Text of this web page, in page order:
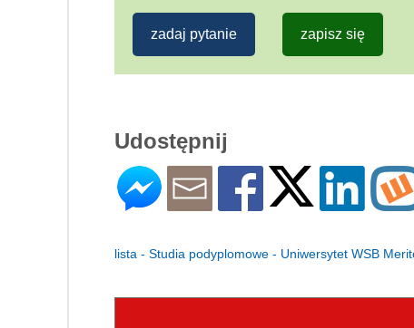
zadaj pytanie zapisz się
Udostępnij
lista - Studia podyplomowe - Uniwersytet WSB